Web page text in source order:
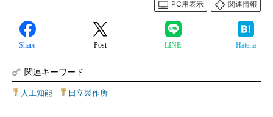
PC用表示
関連情報
Share Post LINE Hatena
関連キーワード
人工知能 日立製作所